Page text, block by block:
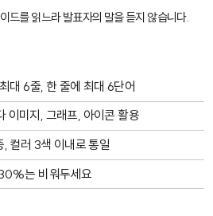
드를 읽느라 발표자의 말을 듣지 않습니다.
대 6줄, 한 줄에 최대 6단어
이미지, 그래프, 아이콘 활용
, 컬러 3색 이내로 통일
는 비워두세요